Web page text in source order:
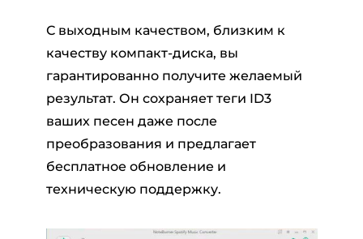
С выходным качеством, близким к
качеству компакт-диска, вы
гарантированно получите желаемый
результат. Он сохраняет теги ID3
ваших песен даже после
преобразования и предлагает
бесплатное обновление и
техническую поддержку.